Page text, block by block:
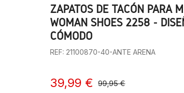
ZAPATOS DE TACÓN PARA
WOMAN SHOES 2258 -
CÓMODO
REF: 21100870-40-ANTE ARENA
39,99 € 99,95 €